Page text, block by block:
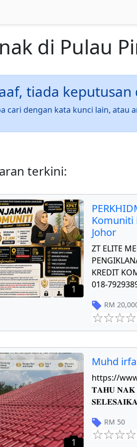
di Pulau
tiada keputusan
cari dengan kata kunci lain, atau
terkini:
1
Komuniti
Johor
ZT ELITE
KREDIT
018-
RM
1
Muhd
https://
𝐓𝐀𝐇𝐔 𝐍𝐀𝐊
RM 50